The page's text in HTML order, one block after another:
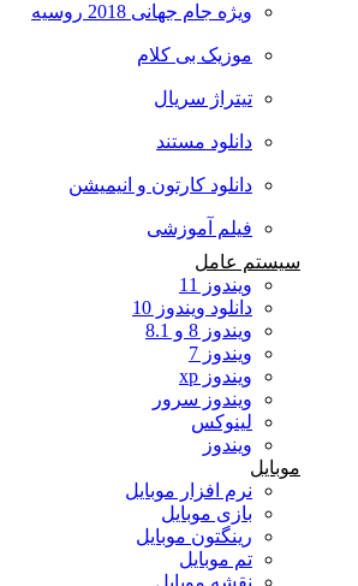
ویژه جام جهانی 2018 روسیه
موزیک بی کلام
تیتراژ سریال
دانلود مستند
دانلود کارتون و انیمیشن
فیلم آموزشی
سیستم عامل
ویندوز 11
دانلود ویندوز 10
ویندوز 8 و 8.1
ویندوز 7
ویندوز xp
ویندوز سرور
لینوکس
ویندوز
موبایل
نرم افزار موبایل
بازی موبایل
رینگتون موبایل
تم موبایل
نقشه موبایل